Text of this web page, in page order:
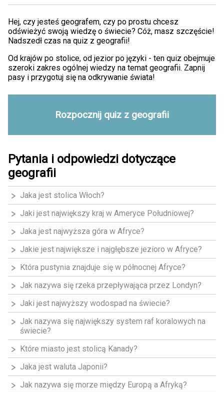
Hej, czy jesteś geografem, czy po prostu chcesz
odświeżyć swoją wiedzę o świecie? Cóż, masz szczęście!
Nadszedł czas na quiz z geografii!
Od krajów po stolice, od jezior po języki - ten quiz obejmuje
szeroki zakres ogólnej wiedzy na temat geografii. Zapnij
pasy i przygotuj się na odkrywanie świata!
Rozpocznij quiz z geografii
Pytania i odpowiedzi dotyczące
geografii
Jaka jest stolica Włoch?
Jaki jest największy kraj w Ameryce Południowej?
Jaka jest najwyższa góra w Afryce?
Jakie jest największe i najgłębsze jezioro w Afryce?
Która pustynia znajduje się w północnej Afryce?
Jak nazywa się rzeka przepływająca przez Londyn?
Jaki jest najwyższy wodospad na świecie?
Jak nazywa się największy system raf koralowych na
świecie?
Które miasto jest stolicą Kanady?
Jaka jest waluta Japonii?
Jak nazywa się morze między Europą a Afryką?